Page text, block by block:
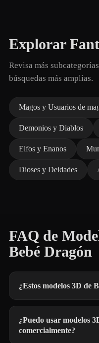
Explorar
Revisa más
búsquedas más amplias.
Magos y Usuarios de
Demonios y Diablos
Elfos y Enanos
Dioses y Deidades
FAQ de
Bebé Dragón
¿Estos modelos 3D de
¿Puedo usar modelos
comercialmente?